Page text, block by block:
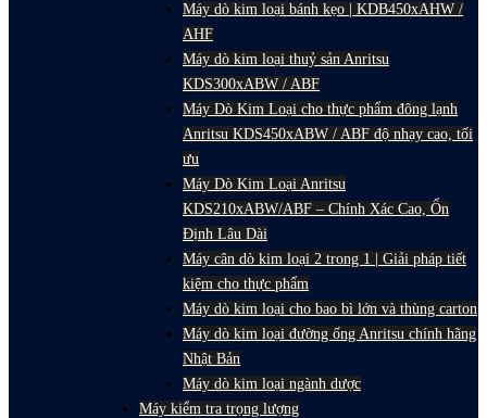
Máy dò kim loại bánh kẹo | KDB450xAHW /
AHF
Máy dò kim loại thuỷ sản Anritsu
KDS300xABW / ABF
Máy Dò Kim Loại cho thực phẩm đông lạnh
Anritsu KDS450xABW / ABF độ nhạy cao, tối
ưu
Máy Dò Kim Loại Anritsu
KDS210xABW/ABF – Chính Xác Cao, Ổn
Định Lâu Dài
Máy cân dò kim loại 2 trong 1 | Giải pháp tiết
kiệm cho thực phẩm
Máy dò kim loại cho bao bì lớn và thùng carton
Máy dò kim loại đường ống Anritsu chính hãng
Nhật Bản
Máy dò kim loại ngành dược
Máy kiểm tra trọng lượng